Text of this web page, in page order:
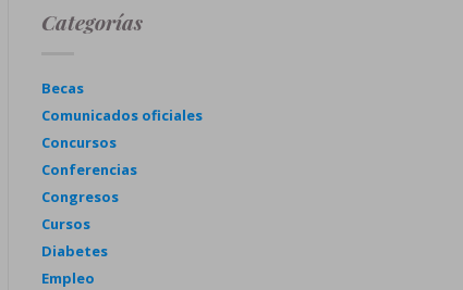
Categorías
Becas
Comunicados oficiales
Concursos
Conferencias
Congresos
Cursos
Diabetes
Empleo